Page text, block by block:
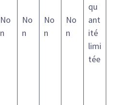
No
n
No
n
No
n
No
n
qu
ant
ité
limi
tée